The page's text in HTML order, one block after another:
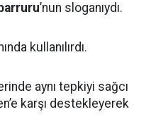
’nun sloganıydı.
kullanılırdı.
aynı tepkiyi sağcı
karşı destekleyerek